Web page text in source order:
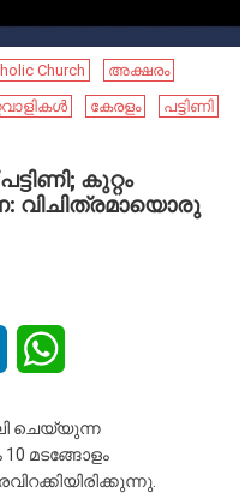
Church
അക്ഷരം
കേരളം
പട്ടിണി
കുറ്റം
വിചിത്രമായൊരു
LinkedIn
ചെയ്യുന്ന
മടങ്ങോളം